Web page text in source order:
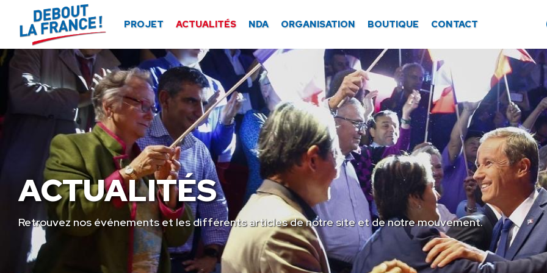
PROJET ACTUALITÉS NDA ORGANISATION BOUTIQUE CONTACT
ACTUALITÉS
Retrouvez nos événements et les différents articles de notre site et de notre mouvement.
Panneau de gestion des cookies